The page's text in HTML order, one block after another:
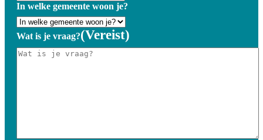
In welke gemeente woon je?
Wat is je vraag?(Vereist)